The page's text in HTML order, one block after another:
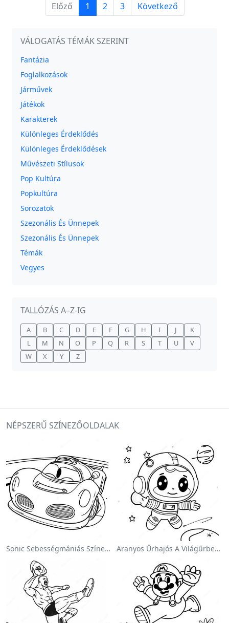
Előző 1 2 3 Következő
VÁLOGATÁS TÉMÁK SZERINT
Fantázia
Foglalkozások
Járművek
Játékok
Karakterek
Különleges Érdeklődés
Különleges Érdeklődések
Művészeti Stílusok
Pop Kultúra
Popkultúra
Sorozatok
Szezonális És Ünnepek
Szezonális És Ünnepek
Témák
Vegyes
TALLÓZÁS A–Z-IG
A B C D E F G H I J
K
L
M N O P Q R S T U
V
W
X Y Z
NÉPSZERŰ SZÍNEZŐOLDALAK
Sonic Sebességmániás Színezőlap Aranyos Űrhajós A Világűrben Színezőlap